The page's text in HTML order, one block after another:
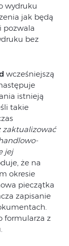
wydruku
jak będą
pozwala
bez
wcześniejszą
istnieją
takie
zaktualizować
jej
że na
okresie
pieczątka
zapisanie
formularza z